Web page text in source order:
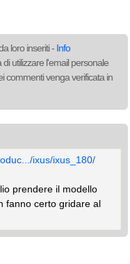
loro inseriti - Info
utilizzare l'email personale
commenti venga verificata in
ixus/ixus_180/
prendere il modello
fanno certo gridare al